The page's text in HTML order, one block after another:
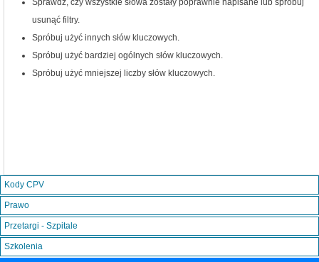
Sprawdź, czy wszystkie słowa zostały poprawnie napisane lub spróbuj
usunąć filtry.
Spróbuj użyć innych słów kluczowych.
Spróbuj użyć bardziej ogólnych słów kluczowych.
Spróbuj użyć mniejszej liczby słów kluczowych.
Kody CPV
Prawo
Przetargi - Szpitale
Szkolenia